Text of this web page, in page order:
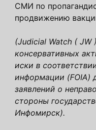
СМИ по
продвижению
(Judicial Watch ( JW
консервативных
иски в
информации (FOIA)
заявлений о
стороны
Инфомирск).